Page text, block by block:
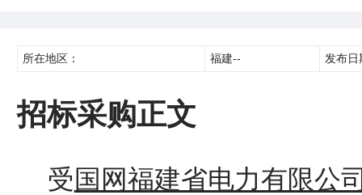
所在地区： 福建-- 发布日
招标采购正文
受 国网福建省电力有限公